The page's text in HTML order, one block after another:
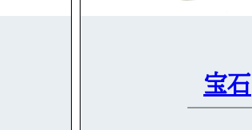
宝石